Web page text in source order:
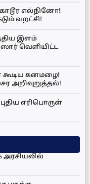
எல்நினோ!
வறட்சி!
இளம்
வெளியிட்ட
கூடிய கனமழை!
அறிவுறுத்தல்!
எரிபொருள்
அரசியலில்